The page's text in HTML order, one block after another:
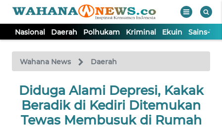
Nasional Daerah Polhukam Kriminal Ekuin Sains-
Wahana News Daerah
Diduga Alami Depresi, Kakak
Beradik di Kediri Ditemukan
Tewas Membusuk di Rumah
TV
Tutup
NASIONAL
DAERAH